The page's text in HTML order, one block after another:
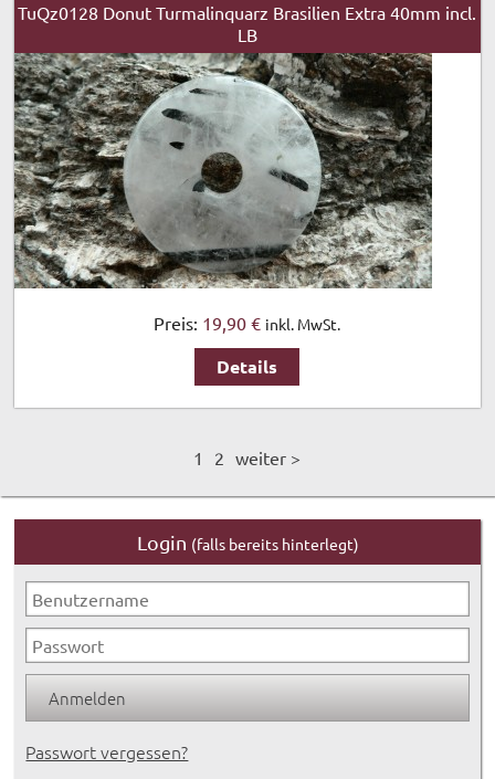
TuQz0128 Donut Turmalinquarz Brasilien Extra 40mm incl.
LB
Preis: 19,90 € inkl. MwSt.
Details
1 2 weiter >
Login (falls bereits hinterlegt)
Passwort vergessen?